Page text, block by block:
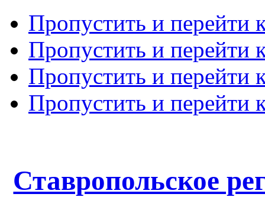
Пропустить и перейти
Пропустить и перейти
Пропустить и перейти
Пропустить и перейти
Ставропольское